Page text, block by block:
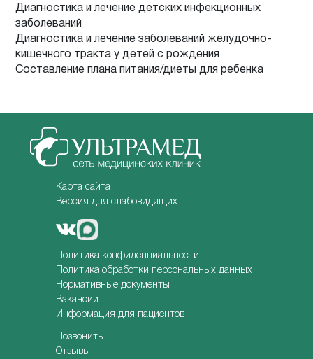
Диагностика и лечение детских инфекционных
заболеваний
Диагностика и лечение заболеваний желудочно-
кишечного тракта у детей с рождения
Составление плана питания/диеты для ребенка
Карта сайта
Версия для слабовидящих
Политика конфиденциальности
Политика обработки персональных данных
Нормативные документы
Вакансии
Информация для пациентов
Позвонить
Отзывы